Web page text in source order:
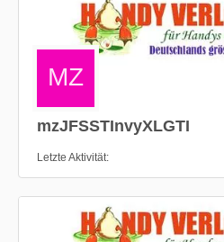
mzJFSSTInvyXLGTI
Letzte Aktivität